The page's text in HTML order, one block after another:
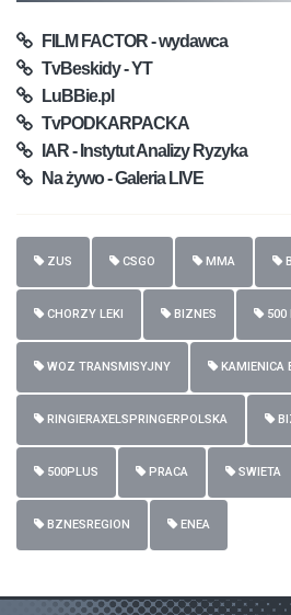
FILM FACTOR - wydawca
TvBeskidy - YT
LuBBie.pl
TvPODKARPACKA
IAR - Instytut Analizy Ryzyka
Na żywo - Galeria LIVE
ZUS CSGO MMA
CHORZY LEKI BIZNES 500
WOZ TRANSMISYJNY KAMIENICA
RINGIERAXELSPRINGERPOLSKA
500PLUS PRACA SWIETA
BZNESREGION ENEA